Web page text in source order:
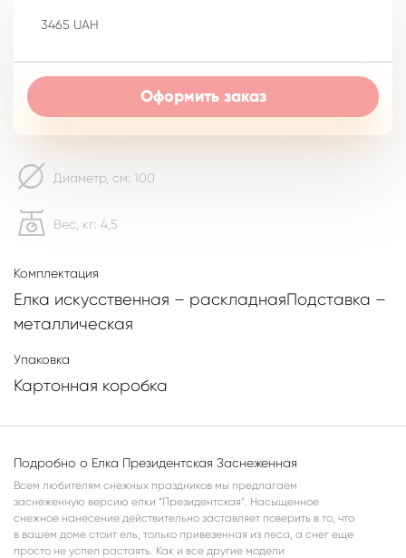
3465 UAH
Оформить заказ
Диаметр, см: 100
Вес, кг: 4,5
Комплектация
Елка искусственная – раскладнаяПодставка –
металлическая
Упаковка
Картонная коробка
Подробно о Елка Президентская Заснеженная
Всем любителям снежных праздников мы предлагаем
заснеженную версию елки “Президентская”. Насыщенное
снежное нанесение действительно заставляет поверить в то, что
в вашем доме стоит ель, только привезенная из леса, а снег еще
просто не успел растаять. Как и все другие модели